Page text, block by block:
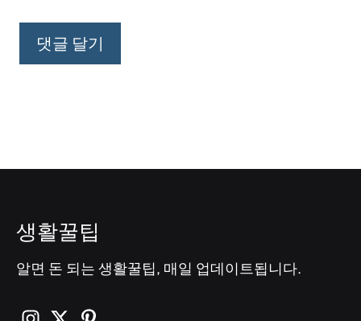
생활꿀팁
알면 돈 되는 생활꿀팁, 매일 업데이트됩니다.